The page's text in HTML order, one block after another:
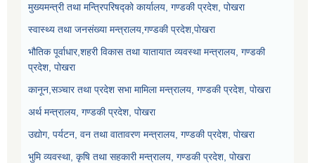
मुख्यमन्त्री तथा मन्त्रिपरिषद्को कार्यालय, गण्डकी प्रदेश, पोखरा
स्वास्थ्य तथा जनसंख्या मन्त्रालय,गण्डकी प्रदेश,पोखरा
भौतिक पूर्वाधार,शहरी विकास तथा यातायात व्यवस्था मन्त्रालय, गण्डकी
प्रदेश, पोखरा
कानून,सञ्चार तथा प्रदेश सभा मामिला मन्त्रालय, गण्डकी प्रदेश, पोखरा
अर्थ मन्त्रालय, गण्डकी प्रदेश, पोखरा
उद्योग, पर्यटन, वन तथा वातावरण मन्त्रालय, गण्डकी प्रदेश, पोखरा
भुमि व्यवस्था, कृषि तथा सहकारी मन्त्रालय, गण्डकी प्रदेश, पोखरा